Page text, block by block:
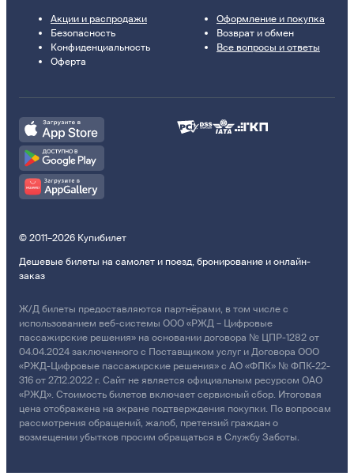
Акции и распродажи
Безопасность
Конфиденциальность
Оферта
Оформление и покупка
Возврат и обмен
Все вопросы и ответы
© 2011–2026 Купибилет
Дешевые билеты на самолет и поезд, бронирование и онлайн-
заказ
Ж/Д билеты предоставляются партнёрами, в том числе с
использованием веб-системы ООО «РЖД – Цифровые
пассажирские решения» на основании договора № ЦПР-1282 от
04.04.2024 заключенного с Поставщиком услуг и Договора ООО
«РЖД-Цифровые пассажирские решения» с АО «ФПК» № ФПК-22-
316 от 27.12.2022 г. Сайт не является официальным ресурсом ОАО
«РЖД». Стоимость билетов включает сервисный сбор. Итоговая
цена отображена на экране подтверждения покупки. По вопросам
рассмотрения обращений, жалоб, претензий граждан о
возмещении убытков просим обращаться в Службу Заботы.